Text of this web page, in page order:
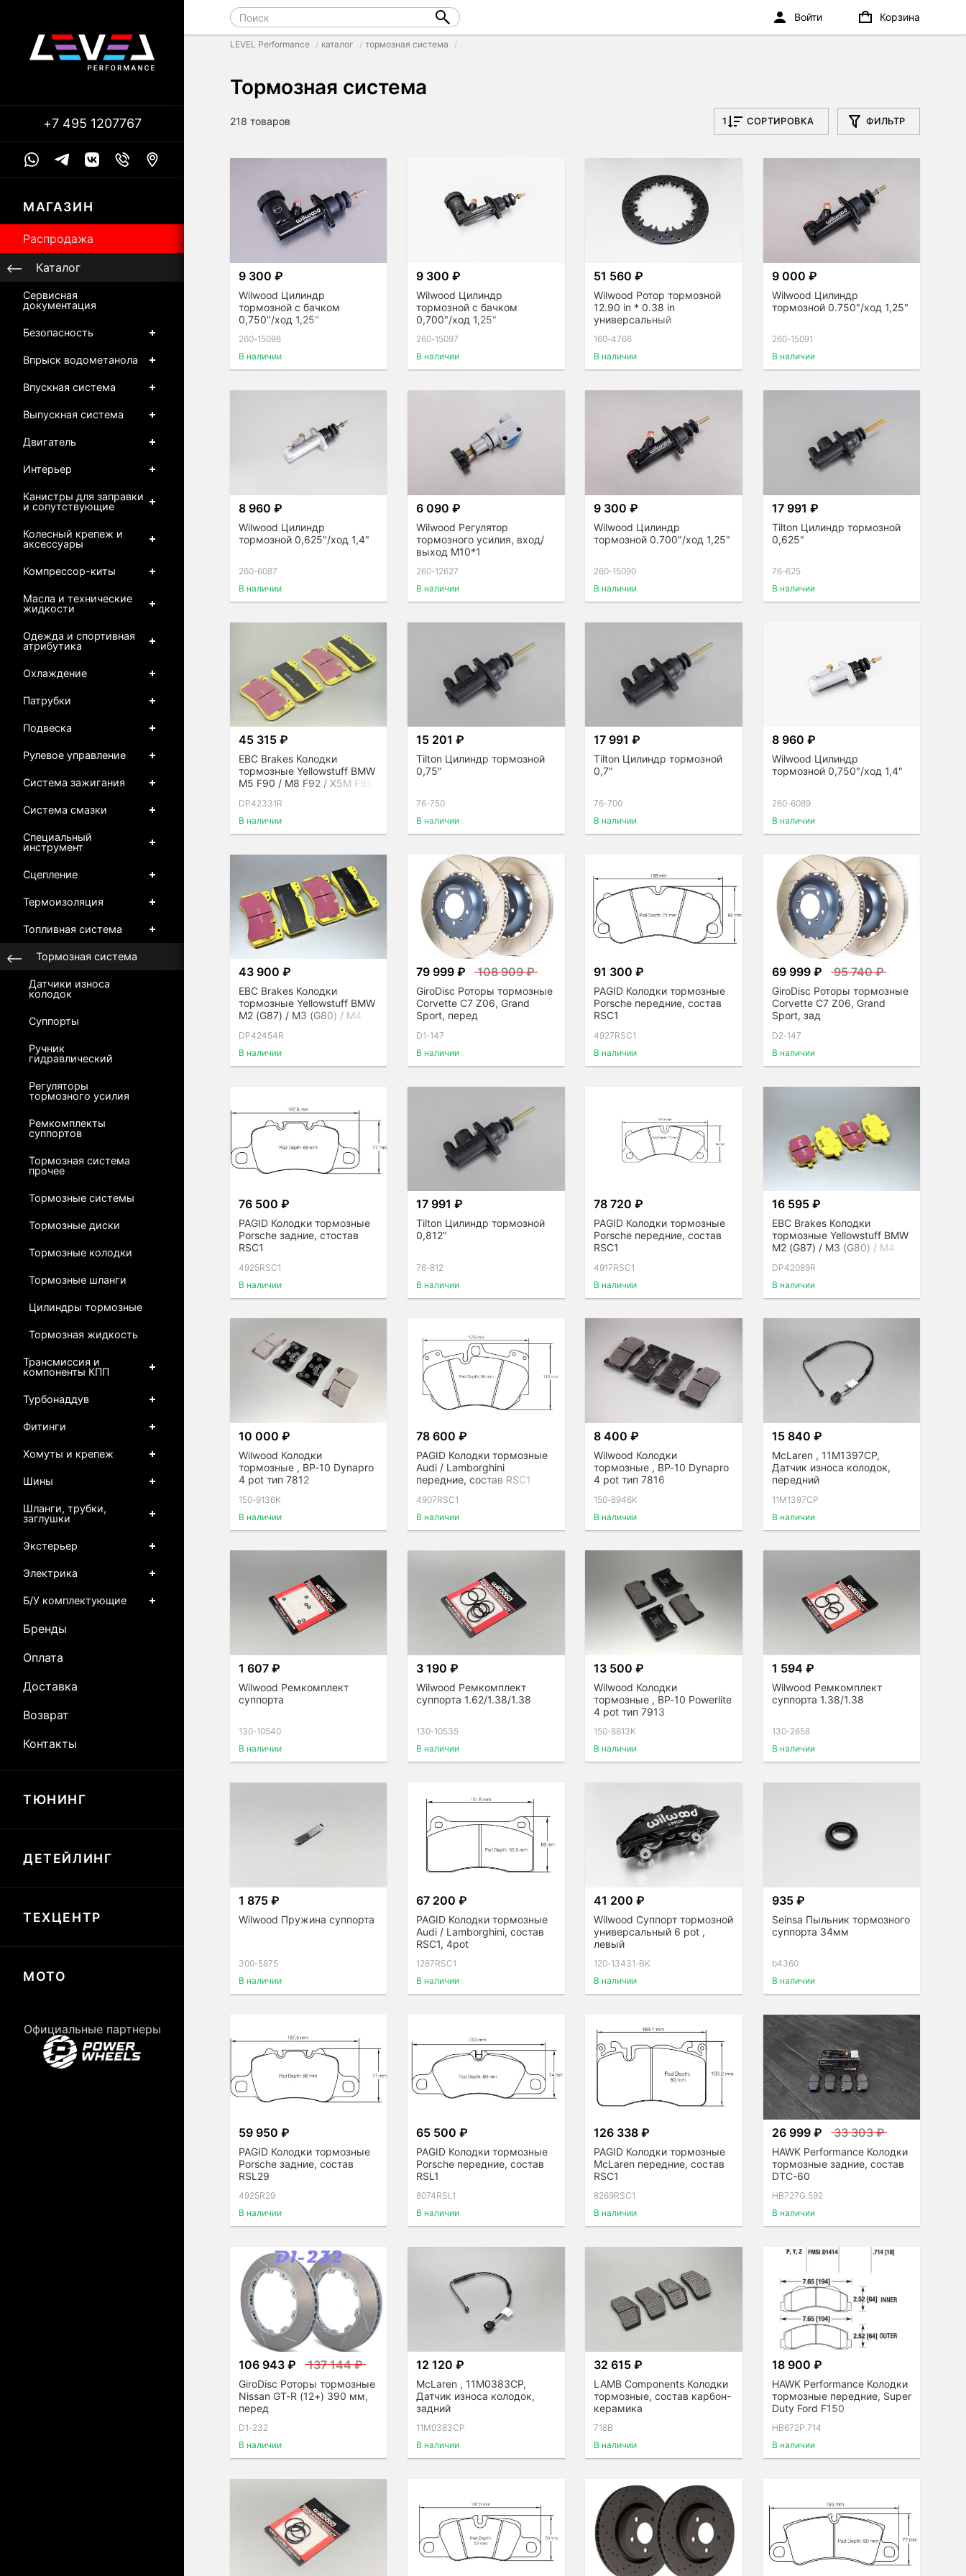
LEVEL Performance каталог тормозная система
Тормозная система
218 товаров 1 СОРТИРОВКА ФИЛЬТР
9 300 ₽
Wilwood Цилиндр
тормозной с бачком
0,750"/ход 1,25"
260-15098
В наличии
9 300 ₽
Wilwood Цилиндр
тормозной с бачком
0,700"/ход 1,25"
260-15097
В наличии
51 560 ₽
Wilwood Ротор тормозной
12.90 in * 0.38 in
универсальный
160-4766
В наличии
9 000 ₽
Wilwood Цилиндр
тормозной 0.750"/ход 1,25"
260-15091
В наличии
8 960 ₽
Wilwood Цилиндр
тормозной 0,625"/ход 1,4"
260-6087
В наличии
6 090 ₽
Wilwood Регулятор
тормозного усилия, вход/
выход М10*1
260-12627
В наличии
9 300 ₽
Wilwood Цилиндр
тормозной 0.700"/ход 1,25"
260-15090
В наличии
17 991 ₽
Tilton Цилиндр тормозной
0,625"
76-625
В наличии
45 315 ₽
EBC Brakes Колодки
тормозные Yellowstuff BMW
M5 F90 / M8 F92 / X5M F95
DP42331R
В наличии
15 201 ₽
Tilton Цилиндр тормозной
0,75"
76-750
В наличии
17 991 ₽
Tilton Цилиндр тормозной
0,7"
76-700
В наличии
8 960 ₽
Wilwood Цилиндр
тормозной 0,750"/ход 1,4"
260-6089
В наличии
43 900 ₽
EBC Brakes Колодки
тормозные Yellowstuff BMW
M2 (G87) / M3 (G80) / M4
DP42454R
В наличии
79 999 ₽ 108 909 ₽
GiroDisc Роторы тормозные
Corvette C7 Z06, Grand
Sport, перед
D1-147
В наличии
91 300 ₽
PAGID Колодки тормозные
Porsche передние, состав
RSC1
4927RSC1
В наличии
69 999 ₽ 95 740 ₽
GiroDisc Роторы тормозные
Corvette C7 Z06, Grand
Sport, зад
D2-147
В наличии
76 500 ₽
PAGID Колодки тормозные
Porsche задние, стостав
RSC1
4925RSC1
В наличии
17 991 ₽
Tilton Цилиндр тормозной
0,812"
76-812
В наличии
78 720 ₽
PAGID Колодки тормозные
Porsche передние, состав
RSC1
4917RSC1
В наличии
16 595 ₽
EBC Brakes Колодки
тормозные Yellowstuff BMW
M2 (G87) / M3 (G80) / M4
DP42089R
В наличии
10 000 ₽
Wilwood Колодки
тормозные , BP-10 Dynapro
4 pot тип 7812
150-9136K
В наличии
78 600 ₽
PAGID Колодки тормозные
Audi / Lamborghini
передние, состав RSС1
4907RSС1
В наличии
8 400 ₽
Wilwood Колодки
тормозные , BP-10 Dynapro
4 pot тип 7816
150-8946K
В наличии
15 840 ₽
McLaren , 11M1397CP,
Датчик износа колодок,
передний
11M1397CP
В наличии
1 607 ₽
Wilwood Ремкомплект
суппорта
130-10540
В наличии
3 190 ₽
Wilwood Ремкомплект
суппорта 1.62/1.38/1.38
130-10535
В наличии
13 500 ₽
Wilwood Колодки
тормозные , BP-10 Powerlite
4 pot тип 7913
150-8813K
В наличии
1 594 ₽
Wilwood Ремкомплект
суппорта 1.38/1.38
130-2658
В наличии
1 875 ₽
Wilwood Пружина суппорта
300-5875
В наличии
67 200 ₽
PAGID Колодки тормозные
Audi / Lamborghini, состав
RSC1, 4pot
1287RSC1
В наличии
41 200 ₽
Wilwood Суппорт тормозной
универсальный 6 pot ,
левый
120-13431-BK
В наличии
935 ₽
Seinsa Пыльник тормозного
суппорта 34мм
b4360
В наличии
59 950 ₽
PAGID Колодки тормозные
Porsche задние, состав
RSL29
4925R29
В наличии
65 500 ₽
PAGID Колодки тормозные
Porsche передние, состав
RSL1
8074RSL1
В наличии
126 338 ₽
PAGID Колодки тормозные
McLaren передние, состав
RSC1
8269RSC1
В наличии
26 999 ₽ 33 303 ₽
HAWK Performance Колодки
тормозные задние, состав
DTC-60
HB727G.592
В наличии
106 943 ₽ 137 144 ₽
GiroDisc Роторы тормозные
Nissan GT-R (12+) 390 мм,
перед
D1-232
В наличии
12 120 ₽
McLaren , 11M0383CP,
Датчик износа колодок,
задний
11M0383CP
В наличии
32 615 ₽
LAMB Components Колодки
тормозные, состав карбон-
керамика
718B
В наличии
18 900 ₽
HAWK Performance Колодки
тормозные передние, Super
Duty Ford F150
HB672P.714
В наличии
+7 495 1207767
МАГАЗИН
Распродажа
Каталог
Сервисная
документация
Безопасность
Впрыск водометанола
Впускная система
Выпускная система
Двигатель
Интерьер
Канистры для заправки
и сопутствующие
Колесный крепеж и
аксессуары
Компрессор-киты
Масла и технические
жидкости
Одежда и спортивная
атрибутика
Охлаждение
Патрубки
Подвеска
Рулевое управление
Система зажигания
Система смазки
Специальный
инструмент
Сцепление
Термоизоляция
Топливная система
Тормозная система
Датчики износа
колодок
Суппорты
Ручник
гидравлический
Регуляторы
тормозного усилия
Ремкомплекты
суппортов
Тормозная система
прочее
Тормозные системы
Тормозные диски
Тормозные колодки
Тормозные шланги
Цилиндры тормозные
Тормозная жидкость
Трансмиссия и
компоненты КПП
Турбонаддув
Фитинги
Хомуты и крепеж
Шины
Шланги, трубки,
заглушки
Экстерьер
Электрика
Б/У комплектующие
Бренды
Оплата
Доставка
Возврат
Контакты
ТЮНИНГ
ДЕТЕЙЛИНГ
ТЕХЦЕНТР
МОТО
Официальные партнеры
Войти Корзина